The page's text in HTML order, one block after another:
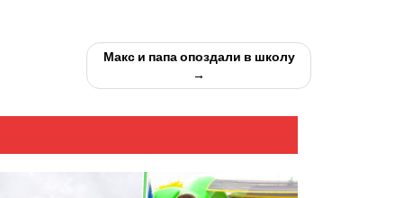
Макс и папа опоздали в школу
→